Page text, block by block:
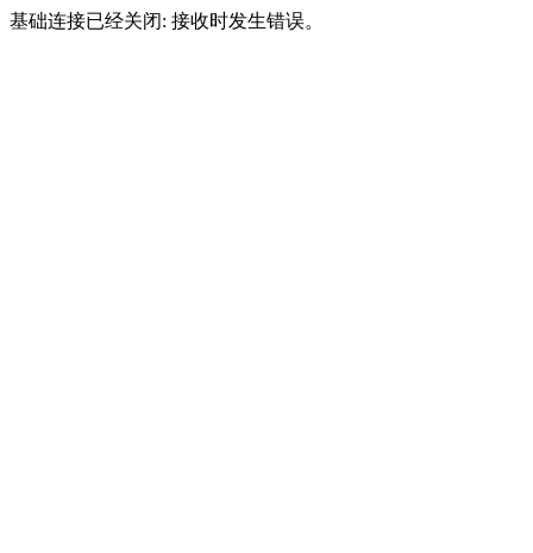
基础连接已经关闭: 接收时发生错误。